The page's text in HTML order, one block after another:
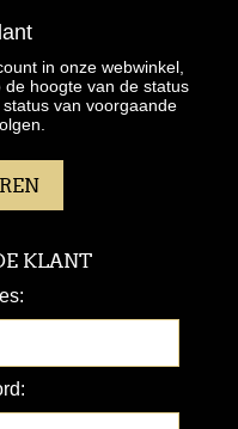
in onze webwinkel,
hoogte van de status
van voorgaande
KLANT